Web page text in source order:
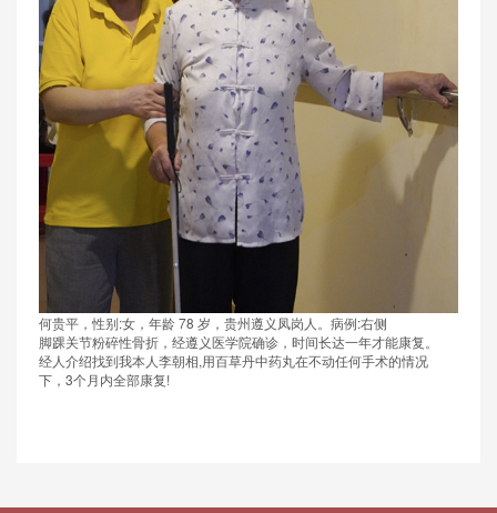
何贵平，性别:女，年龄 78 岁，贵州遵义凤岗人。病例:右侧
脚踝关节粉碎性骨折，经遵义医学院确诊，时间长达一年才能康复。
经人介绍找到我本人李朝相,用百草丹中药丸在不动任何手术的情况
下，3个月内全部康复!